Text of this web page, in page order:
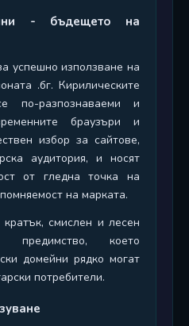
- бъдещето на
успешно използване на
.бг. Кирилическите
по-разпознаваеми и
браузъри и
избор за сайтове,
аудитория, и носят
от гледна точка на
на марката.
смислен и лесен
което
домейни рядко могат
потребители.